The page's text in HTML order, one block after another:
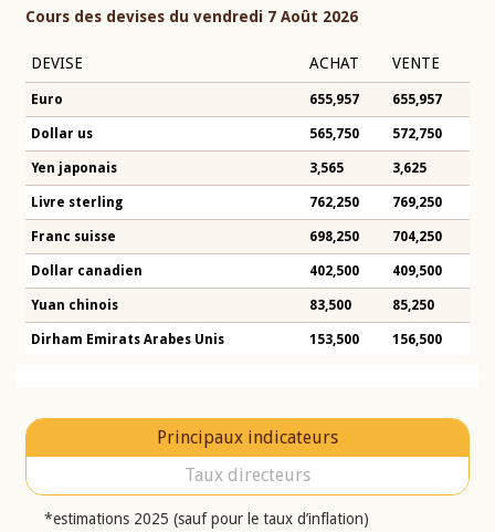
Cours des devises du vendredi 7 Août 2026
DEVISE ACHAT VENTE
Euro 655,957 655,957
Dollar us 565,750 572,750
Yen japonais 3,565 3,625
Livre sterling 762,250 769,250
Franc suisse 698,250 704,250
Dollar canadien 402,500 409,500
Yuan chinois 83,500 85,250
Dirham Emirats Arabes Unis 153,500 156,500
Principaux indicateurs
Taux directeurs
*estimations 2025 (sauf pour le taux d’inflation)